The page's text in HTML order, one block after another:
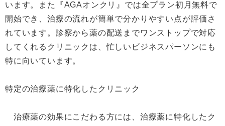
います。また『AGAオンクリ』では全プラン初月無料で
開始でき、治療の流れが簡単で分かりやすい点が評価さ
れています。診察から薬の配送までワンストップで対応
してくれるクリニックは、忙しいビジネスパーソンにも
特に向いています。
特定の治療薬に特化したクリニック
治療薬の効果にこだわる方には、治療薬に特化したク